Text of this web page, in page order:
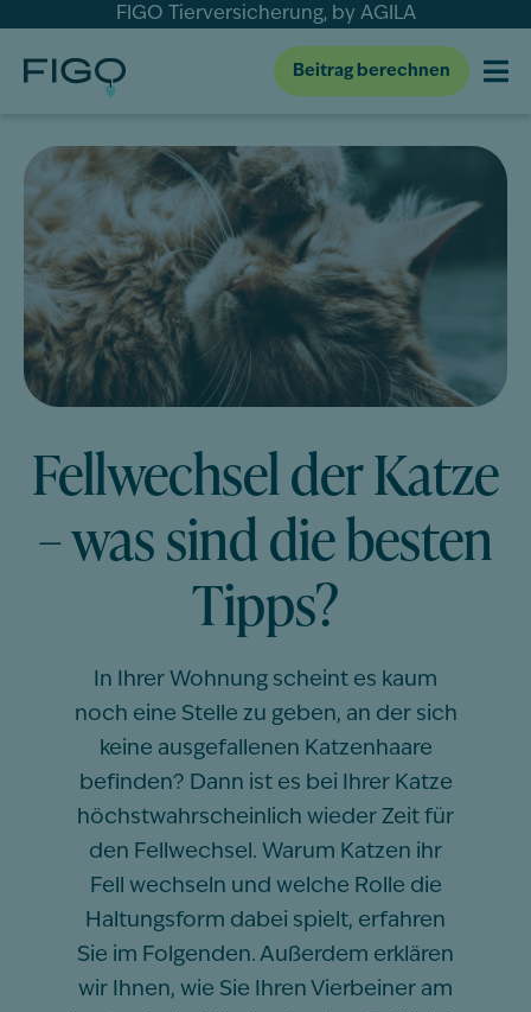
FIGO Tierversicherung, by AGILA
Beitrag berechnen
Fellwechsel der Katze
– was sind die besten
Tipps?
In Ihrer Wohnung scheint es kaum
noch eine Stelle zu geben, an der sich
keine ausgefallenen Katzenhaare
befinden? Dann ist es bei Ihrer Katze
höchstwahrscheinlich wieder Zeit für
den Fellwechsel. Warum Katzen ihr
Fell wechseln und welche Rolle die
Haltungsform dabei spielt, erfahren
Sie im Folgenden. Außerdem erklären
wir Ihnen, wie Sie Ihren Vierbeiner am